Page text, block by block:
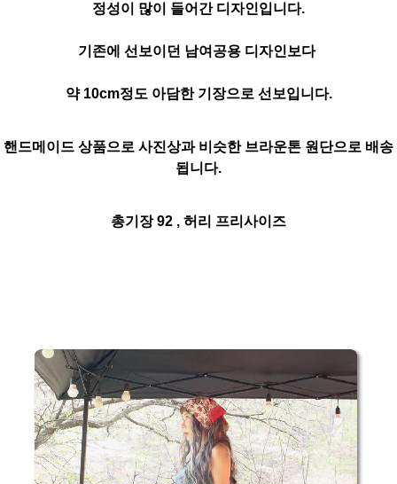
정성이 많이 들어간 디자인입니다.
기존에 선보이던 남여공용 디자인보다
약 10cm정도 아담한 기장으로 선보입니다.
핸드메이드 상품으로 사진상과 비슷한 브라운톤 원단으로 배송
됩니다.
총기장 92 , 허리 프리사이즈